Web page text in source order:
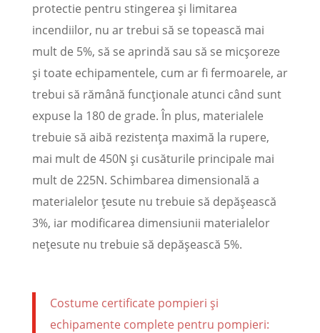
protectie pentru stingerea şi limitarea
incendiilor, nu ar trebui să se topească mai
mult de 5%, să se aprindă sau să se micșoreze
și toate echipamentele, cum ar fi fermoarele, ar
trebui să rămână funcționale atunci când sunt
expuse la 180 de grade. În plus, materialele
trebuie să aibă rezistența maximă la rupere,
mai mult de 450N și cusăturile principale mai
mult de 225N. Schimbarea dimensională a
materialelor țesute nu trebuie să depășească
3%, iar modificarea dimensiunii materialelor
nețesute nu trebuie să depășească 5%.
Costume certificate pompieri și
echipamente complete pentru pompieri: